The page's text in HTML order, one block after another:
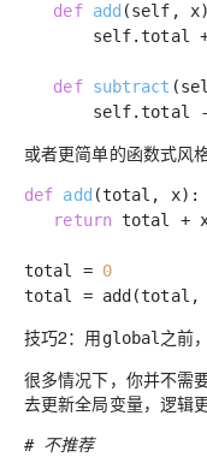
def add (self, x)
self.total
def subtract
self.total -
或者更简单的函数式风格
def add (total, x) :
returntotal +
total = 0
total = add(total,
技巧2：用global 之前
很多情况下，你并不需
去更新全局变量，逻辑更
# 不推荐